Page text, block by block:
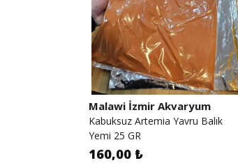
Malawi İzmir Akvaryum
Kabuksuz Artemia Yavru Balık
Yemi 25 GR
160,00 ₺